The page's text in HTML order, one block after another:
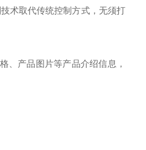
术取代传统控制方式，无须打
、产品图片等产品介绍信息，